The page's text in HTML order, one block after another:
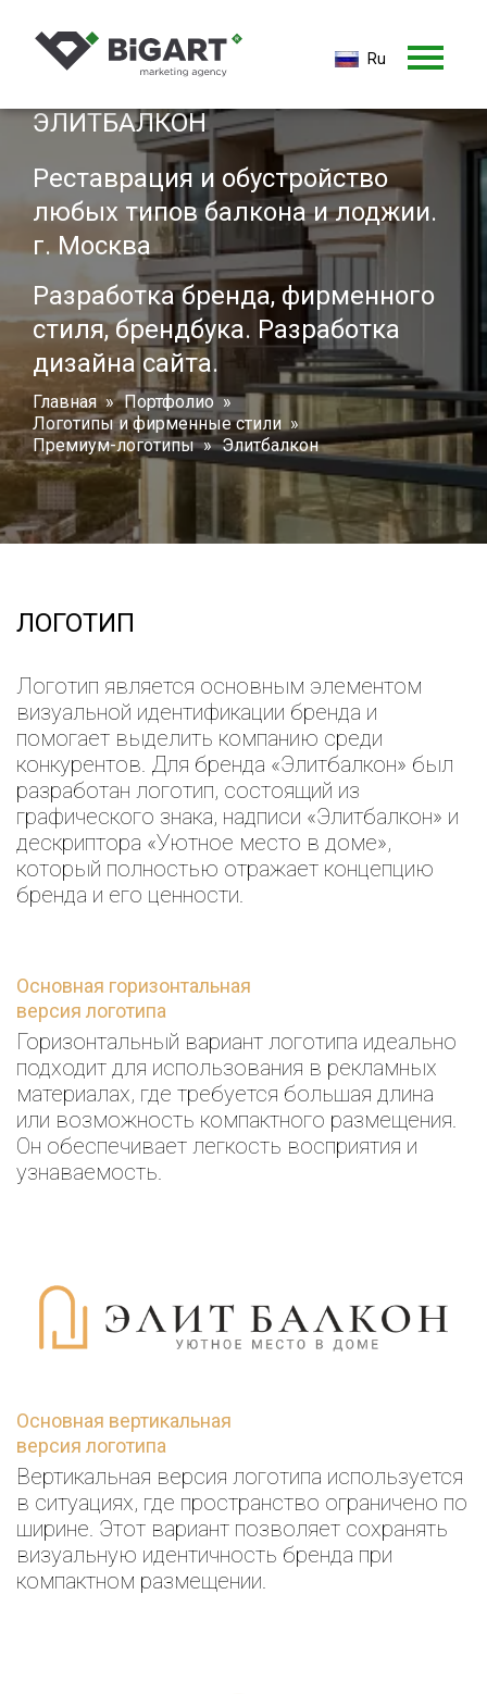
Ru
Строительная компания
ЭЛИТБАЛКОН
Реставрация и обустройство
любых типов балкона и лоджии.
г. Москва
Разработка бренда, фирменного
стиля, брендбука. Разработка
дизайна сайта.
Главная
Портфолио
Логотипы и фирменные стили
Премиум-логотипы
Элитбалкон
ЛОГОТИП
Логотип является основным элементом
визуальной идентификации бренда и
помогает выделить компанию среди
конкурентов. Для бренда «Элитбалкон» был
разработан логотип, состоящий из
графического знака, надписи «Элитбалкон» и
дескриптора «Уютное место в доме»,
который полностью отражает концепцию
бренда и его ценности.
Основная горизонтальная
версия логотипа
Горизонтальный вариант логотипа идеально
подходит для использования в рекламных
материалах, где требуется большая длина
или возможность компактного размещения.
Он обеспечивает легкость восприятия и
узнаваемость.
Основная вертикальная
версия логотипа
Вертикальная версия логотипа используется
в ситуациях, где пространство ограничено по
ширине. Этот вариант позволяет сохранять
визуальную идентичность бренда при
компактном размещении.